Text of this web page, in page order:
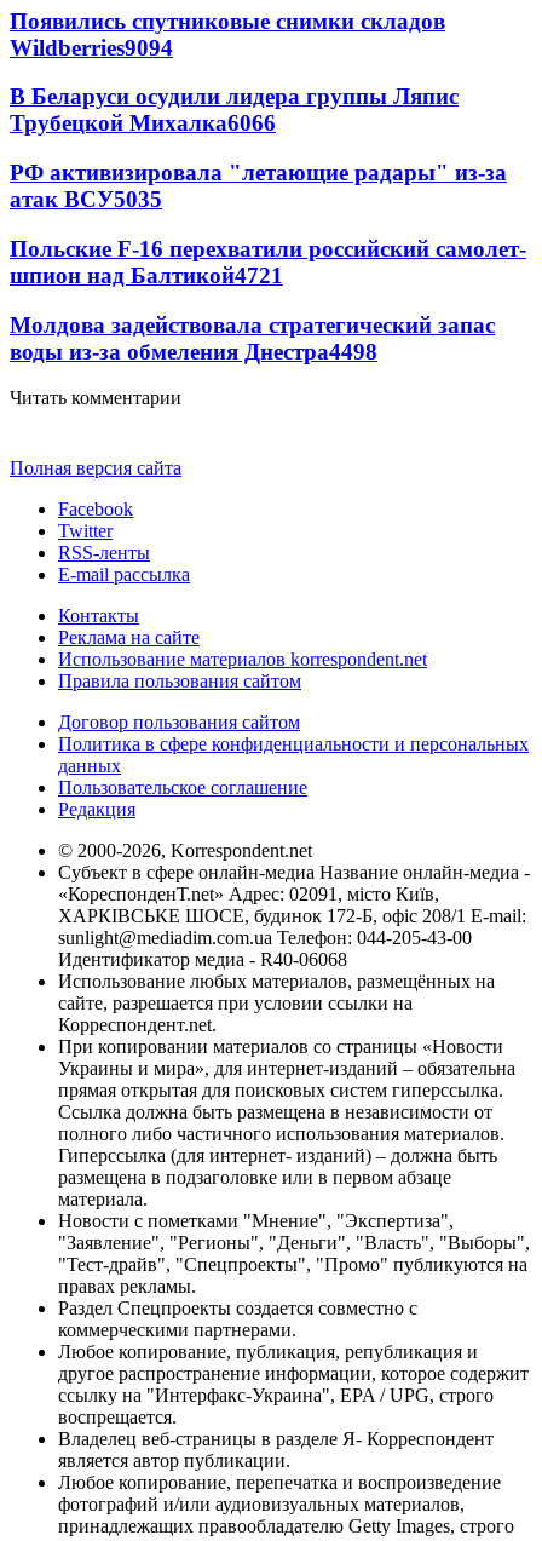
Появились спутниковые снимки складов
Wildberries9094
В Беларуси осудили лидера группы Ляпис
Трубецкой Михалка6066
РФ активизировала "летающие радары" из-за
атак ВСУ5035
Польские F-16 перехватили российский самолет-
шпион над Балтикой4721
Молдова задействовала стратегический запас
воды из-за обмеления Днестра4498
Читать комментарии
Полная версия сайта
Facebook
Twitter
RSS-ленты
E-mail рассылка
Контакты
Реклама на сайте
Использование материалов korrespondent.net
Правила пользования сайтом
Договор пользования сайтом
Политика в сфере конфиденциальности и персональных
данных
Пользовательское соглашение
Редакция
© 2000-2026, Korrespondent.net
Субъект в сфере онлайн-медиа Название онлайн-медиа -
«КореспонденТ.net» Адрес: 02091, місто Київ,
ХАРКІВСЬКЕ ШОСЕ, будинок 172-Б, офіс 208/1 E-mail:
sunlight@mediadim.com.ua Телефон: 044-205-43-00
Идентификатор медиа - R40-06068
Использование любых материалов, размещённых на
сайте, разрешается при условии ссылки на
Корреспондент.net.
При копировании материалов со страницы «Новости
Украины и мира», для интернет-изданий – обязательна
прямая открытая для поисковых систем гиперссылка.
Ссылка должна быть размещена в независимости от
полного либо частичного использования материалов.
Гиперссылка (для интернет- изданий) – должна быть
размещена в подзаголовке или в первом абзаце
материала.
Новости с пометками "Мнение", "Экспертиза",
"Заявление", "Регионы", "Деньги", "Власть", "Выборы",
"Тест-драйв", "Спецпроекты", "Промо" публикуются на
правах рекламы.
Раздел Спецпроекты создается совместно с
коммерческими партнерами.
Любое копирование, публикация, републикация и
другое распространение информации, которое содержит
ссылку на "Интерфакс-Украина", EPA / UPG, строго
воспрещается.
Владелец веб-страницы в разделе Я- Корреспондент
является автор публикации.
Любое копирование, перепечатка и воспроизведение
фотографий и/или аудиовизуальных материалов,
принадлежащих правообладателю Getty Images, строго